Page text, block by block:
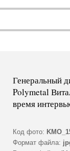
Генеральный
Polymetal
время
Код фото:
Формат файла: